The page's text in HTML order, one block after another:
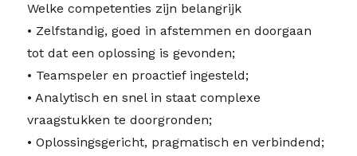
Welke competenties zijn belangrijk
• Zelfstandig, goed in afstemmen en doorgaan
tot dat een oplossing is gevonden;
• Teamspeler en proactief ingesteld;
• Analytisch en snel in staat complexe
vraagstukken te doorgronden;
• Oplossingsgericht, pragmatisch en verbindend;